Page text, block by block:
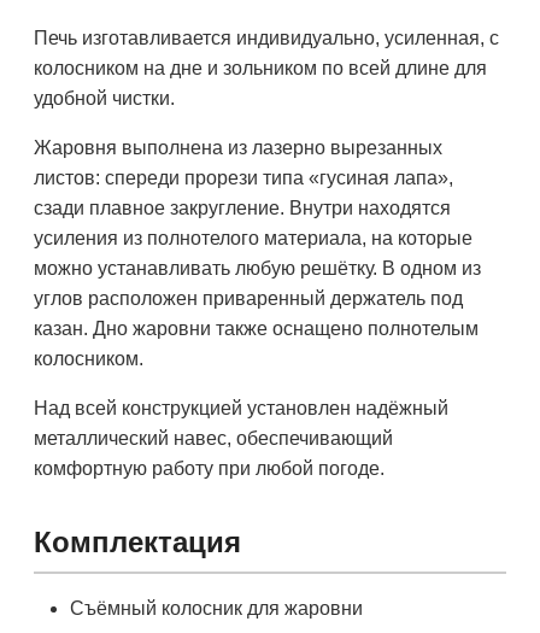
Печь изготавливается индивидуально, усиленная, с
колосником на дне и зольником по всей длине для
удобной чистки.
Жаровня выполнена из лазерно вырезанных
листов: спереди прорези типа «гусиная лапа»,
сзади плавное закругление. Внутри находятся
усиления из полнотелого материала, на которые
можно устанавливать любую решётку. В одном из
углов расположен приваренный держатель под
казан. Дно жаровни также оснащено полнотелым
колосником.
Над всей конструкцией установлен надёжный
металлический навес, обеспечивающий
комфортную работу при любой погоде.
Комплектация
Съёмный колосник для жаровни